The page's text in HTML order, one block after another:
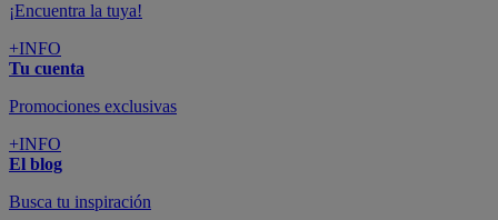
¡Encuentra la tuya!
+INFO
Tu cuenta
Promociones exclusivas
+INFO
El blog
Busca tu inspiración